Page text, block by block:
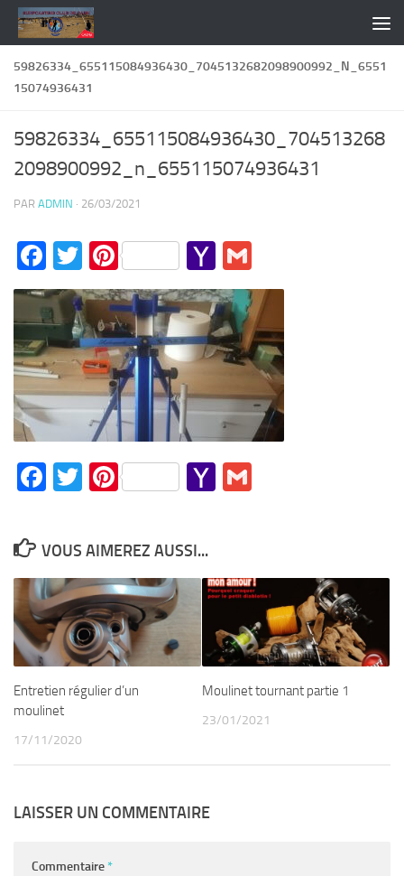
Skip to content
59826334_655115084936430_7045132682098900992_N_6551
15074936431
59826334_655115084936430_704513268
2098900992_n_655115074936431
PAR ADMIN · 26/03/2021
Facebook
TwitterPinterestYahoo
Mail
Facebook
TwitterPinterestYahoo
VOUS AIMEREZ AUSSI...
Entretien régulier d’un
moulinet
17/11/2020
Moulinet tournant partie 1
23/01/2021
LAISSER UN COMMENTAIRE
Commentaire *